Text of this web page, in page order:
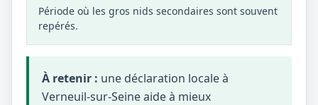
Période où les gros nids secondaires sont souvent
repérés.
À retenir : une déclaration locale à
Verneuil-sur-Seine aide à mieux